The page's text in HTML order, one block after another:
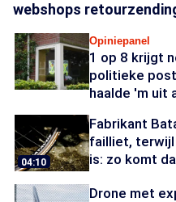
webshops
Opiniepanel
1 op 8 krijgt
politieke
haalde 'm uit
04:10
Fabrikant
failliet,
is: zo komt
Drone met